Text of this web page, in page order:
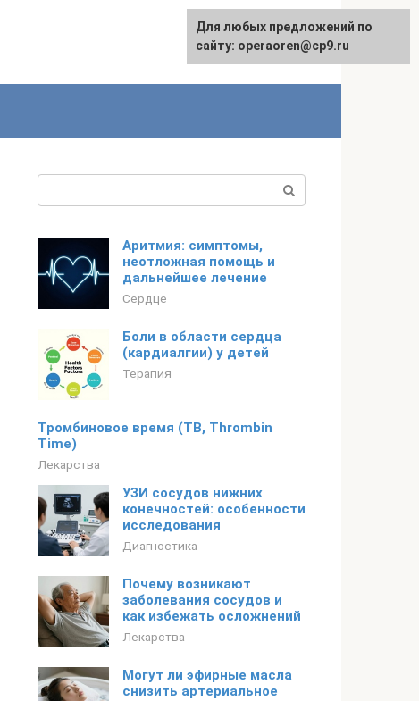
Аритмия: симптомы,
неотложная помощь и
дальнейшее лечение
Сердце
Боли в области сердца
(кардиалгии) у детей
Терапия
Тромбиновое время (ТВ, Thrombin
Time)
Лекарства
УЗИ сосудов нижних
конечностей: особенности
исследования
Диагностика
Почему возникают
заболевания сосудов и
как избежать осложнений
Лекарства
Могут ли эфирные масла
снизить артериальное
Для любых предложений по
сайту: operaoren@cp9.ru